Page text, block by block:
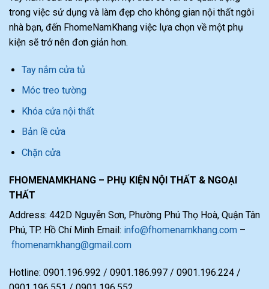
trong việc sử dụng và làm đẹp cho không gian nội thất ngôi
nhà bạn, đến FhomeNamKhang việc lựa chọn về một phụ
kiện sẽ trở nên đơn giản hơn.
Tay nắm cửa tủ
Móc treo tường
Khóa cửa nội thất
Bản lề cửa
Chặn cửa
FHOMENAMKHANG – PHỤ KIỆN NỘI THẤT & NGOẠI
THẤT
Address: 442D Nguyễn Sơn, Phường Phú Thọ Hoà, Quận Tân
Phú, TP. Hồ Chí Minh Email: info@fhomenamkhang.com –
fhomenamkhang@gmail.com
Hotline: 0901.196.992 / 0901.186.997 / 0901.196.224 /